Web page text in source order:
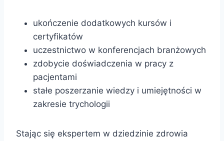
ukończenie dodatkowych kursów i
certyfikatów
uczestnictwo w konferencjach branżowych
zdobycie doświadczenia w pracy z
pacjentami
stałe poszerzanie wiedzy i umiejętności w
zakresie trychologii
Stając się ekspertem w dziedzinie zdrowia